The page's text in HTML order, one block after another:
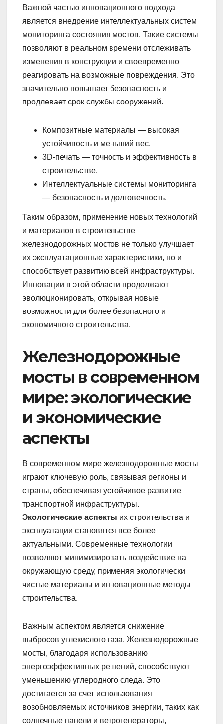
Важной частью инновационного подхода
является внедрение интеллектуальных систем
мониторинга состояния мостов. Такие системы
позволяют в реальном времени отслеживать
изменения в конструкции и своевременно
реагировать на возможные повреждения. Это
значительно повышает безопасность и
продлевает срок службы сооружений.
Композитные материалы — высокая
устойчивость и меньший вес.
3D-печать — точность и эффективность в
строительстве.
Интеллектуальные системы мониторинга
— безопасность и долговечность.
Таким образом, применение новых технологий
и материалов в строительстве
железнодорожных мостов не только улучшает
их эксплуатационные характеристики, но и
способствует развитию всей инфраструктуры.
Инновации в этой области продолжают
эволюционировать, открывая новые
возможности для более безопасного и
экономичного строительства.
Железнодорожные
мосты в современном
мире: экологические
и экономические
аспекты
В современном мире железнодорожные мосты
играют ключевую роль, связывая регионы и
страны, обеспечивая устойчивое развитие
транспортной инфраструктуры.
Экологические аспекты их строительства и
эксплуатации становятся все более
актуальными. Современные технологии
позволяют минимизировать воздействие на
окружающую среду, применяя экологически
чистые материалы и инновационные методы
строительства.
Важным аспектом является снижение
выбросов углекислого газа. Железнодорожные
мосты, благодаря использованию
энергоэффективных решений, способствуют
уменьшению углеродного следа. Это
достигается за счет использования
возобновляемых источников энергии, таких как
солнечные панели и ветрогенераторы,